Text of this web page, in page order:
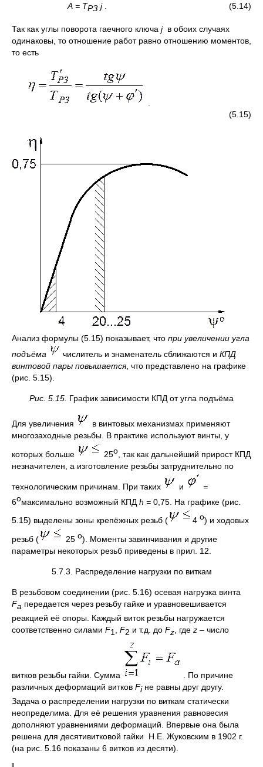
А = ТРЗj. (5.14)
Так как углы поворота гаечного ключа j в обоих случаях
одинаковы, то отношение работ равно отношению моментов,
то есть
(5.15)
Анализ формулы (5.15) показывает, что при увеличении угла
подъёма
числитель и знаменатель сближаются и КПД
винтовой пары повышается, что представлено на графике
(рис. 5.15).
Рис. 5.15. График зависимости КПД от угла подъёма
Для увеличения
в винтовых механизмах применяют
многозаходные резьбы. В практике используют винты, у
которых больше
25о , так как дальнейший прирост КПД
незначителен, а изготовление резьбы затруднительно по
технологическим причинам. При таких и
=
6омаксимально возможный КПД h = 0,75. На графике (рис.
5.15) выделены зоны крепёжных резьб (
4 о) и ходовых
резьб (
25 о). Моменты завинчивания и другие
параметры некоторых резьб приведены в прил. 12.
5.7.3. Распределение нагрузки по виткам
В резьбовом соединении (рис. 5.16) осевая нагрузка винта
Fа передается через резьбу гайке и уравновешивается
реакцией её опоры. Каждый виток резьбы нагружается
соответственно силами F1 F2 и т.д. до Fz , где z – число
витков резьбы гайки. Сумма
. По причине
различных деформаций витков Fiне равны друг другу.
Задача о распределении нагрузки по виткам статически
неопределима. Для её решения уравнения равновесия
дополняют уравнениями деформаций. Впервые она была
решена для десятивитковой гайки Н.Е. Жуковским в 1902 г.
(на рис. 5.16 показаны 6 витков из десяти).